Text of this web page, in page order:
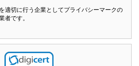
適切に行う企業としてプライバシーマークの
者です。